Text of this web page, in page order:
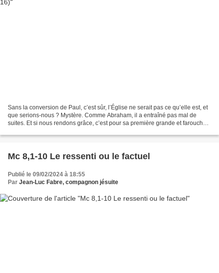
Sans la conversion de Paul, c’est sûr, l’Église ne serait pas ce qu’elle est, et
que serions-nous ? Mystère. Comme Abraham, il a entraîné pas mal de
suites. Et si nous rendons grâce, c’est pour sa première grande et farouche
Mc 8,1-10 Le ressenti ou le factuel
Publié le 09/02/2024 à 18:55
Par Jean-Luc Fabre, compagnon jésuite